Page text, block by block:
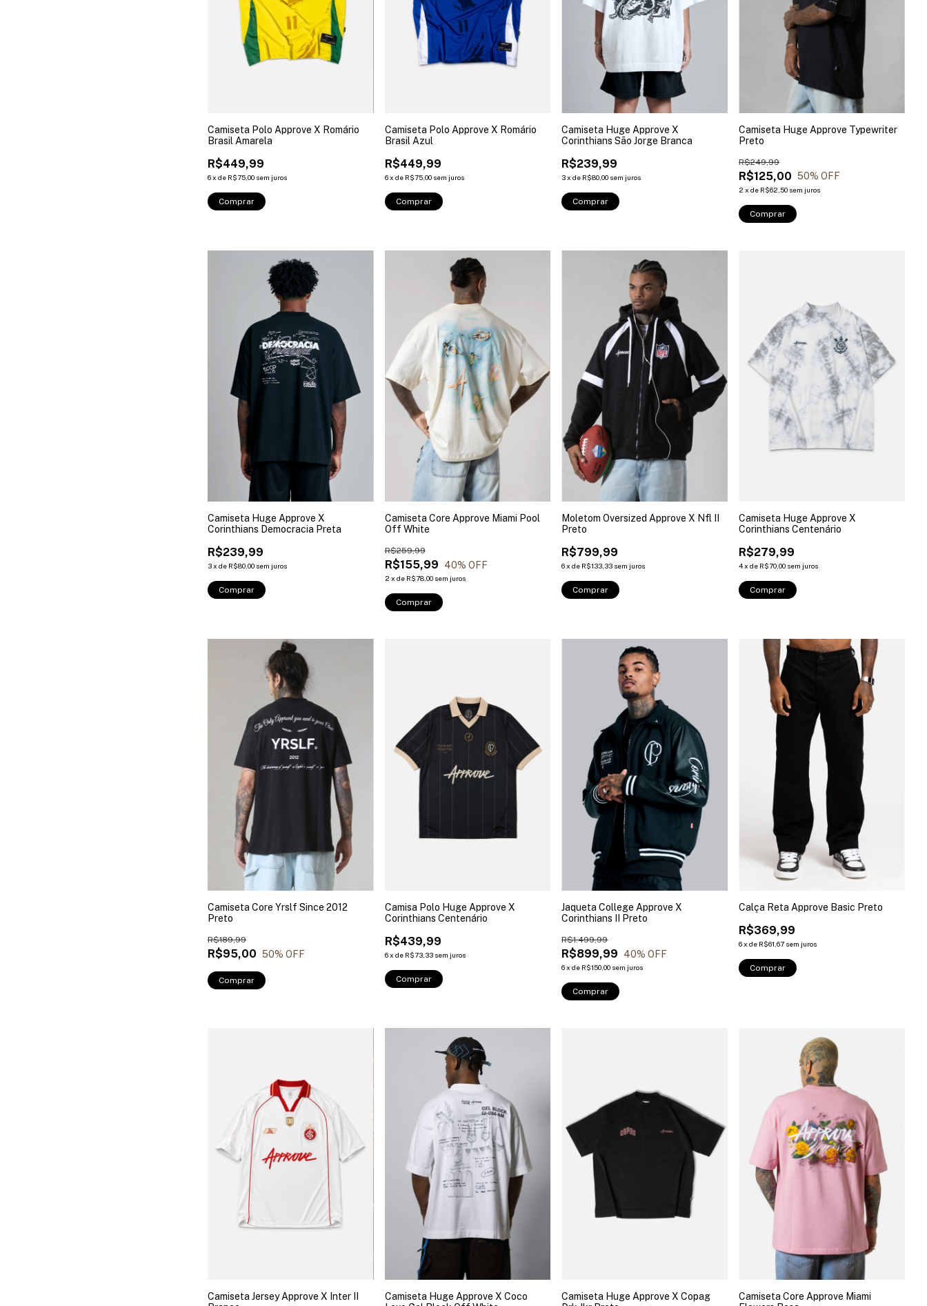
Camiseta Polo Approve X Romário
Brasil Amarela
R$449,99
6x de R$75,00 sem juros
Comprar
Camiseta Polo Approve X Romário
Brasil Azul
R$449,99
6 x de R$75,00 sem juros
Comprar
Camiseta Huge Approve X
Corinthians São Jorge Branca
R$239,99
3xde R$80,00 sem juros
Comprar
Camiseta Huge Approve Typewriter
Preto
R$125,00
R$249,99
50% OFF
2 xde R$62,50 sem juros
Comprar
Camiseta Huge Approve X
Corinthians Democracia Preta
R$239,99
3x de R$80,00 sem juros
Comprar
Camiseta Core Approve Miami Pool
Off White
R$155,99
R$259,99
40% OFF
2 x de R$78,00 sem juros
Comprar
Moletom Oversized Approve X Nfl II
Preto
R$799,99
6xde R$133,33 sem juros
Comprar
Camiseta Huge Approve X
Corinthians Centenário
R$279,99
4xde R$70,00 sem juros
Comprar
Camiseta Core Yrslf Since 2012
Preto
R$95,00
R$189,99
50% OFF
Comprar
Camisa Polo Huge Approve X
Corinthians Centenário
R$439,99
6 x de R$73,33 sem juros
Comprar
Jaqueta College Approve X
Corinthians II Preto
R$899,99
R$1.499,99
40% OFF
6xde R$150,00 sem juros
Comprar
Calça Reta Approve Basic Preto
R$369,99
6xde R$61,67 sem juros
Comprar
Camiseta Jersey Approve X Inter II
Camiseta Huge Approve X Coco
Camiseta Huge Approve X Copag
Camiseta Core Approve Miami